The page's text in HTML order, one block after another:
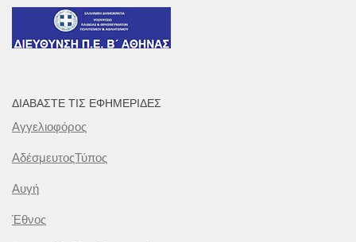
ΔΙΑΒΆΣΤΕ ΤΙΣ ΕΦΗΜΕΡΊΔΕΣ
Αγγελιοφόρος
ΑδέσμευτοςΤύπος
Αυγή
Έθνος